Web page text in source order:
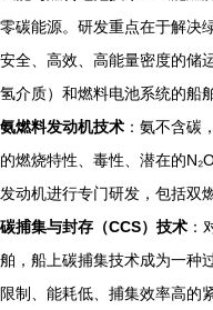
零碳能源。研发重点在于解决
安全、高效、高能量密度的储
氢介质）和燃料电池系统的船
氨燃料发动机技术 ：氨不含碳
的燃烧特性、毒性、潜在的
发动机进行专门研发，包括双
碳捕集与封存（CCS）技术 ：
舶，船上碳捕集技术成为一种
限制、能耗低、捕集效率高的